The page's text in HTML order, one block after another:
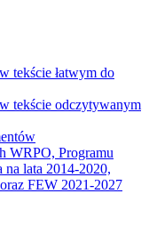
tekście łatwym do
tekście odczytywanym
WRPO, Programu
lata 2014-2020,
FEW 2021-2027